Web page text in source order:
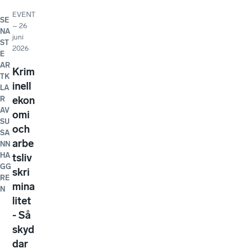
SE
NA
ST
E
AR
TK
LA
R
AV
SU
SA
NN
HA
GG
RE
N
EVENT
–26
juni
2026
Krim
inell
ekon
omi
och
arbe
tsliv
skri
mina
litet
- Så
skyd
dar